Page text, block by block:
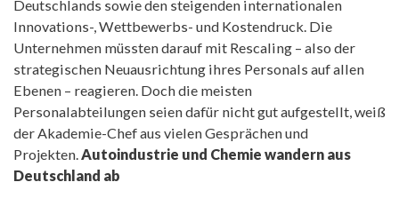
Deutschlands sowie den steigenden internationalen
Innovations-, Wettbewerbs- und Kostendruck. Die
Unternehmen müssten darauf mit Rescaling – also der
strategischen Neuausrichtung ihres Personals auf allen
Ebenen – reagieren. Doch die meisten
Personalabteilungen seien dafür nicht gut aufgestellt, weiß
der Akademie-Chef aus vielen Gesprächen und
Projekten. Autoindustrie und Chemie wandern aus
Deutschland ab